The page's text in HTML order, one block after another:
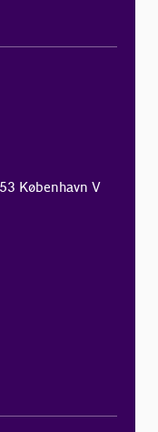
København V